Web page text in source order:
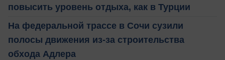
повысить уровень отдыха, как в Турции
На федеральной трассе в Сочи сузили
полосы движения из-за строительства
обхода Адлера